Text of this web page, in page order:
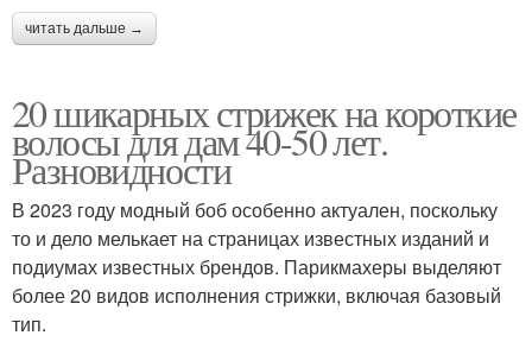
читать дальше →
20 шикарных стрижек на короткие
волосы для дам 40-50 лет.
Разновидности
В 2023 году модный боб особенно актуален, поскольку
то и дело мелькает на страницах известных изданий и
подиумах известных брендов. Парикмахеры выделяют
более 20 видов исполнения стрижки, включая базовый
тип.